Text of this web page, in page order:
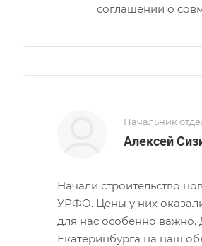
соглашений о
Начальник
Алексей
Начали строительство
УРФО. Цены у них
для нас особенно важно.
Екатеринбурга на наш